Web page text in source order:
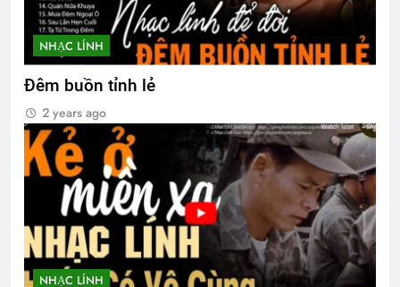
NHẠC LÍNH
Đêm buồn tỉnh lẻ
2 years ago
NHẠC LÍNH